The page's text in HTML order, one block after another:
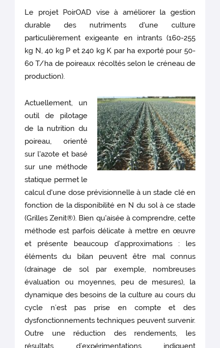
Le projet PoirOAD vise à améliorer la gestion
durable des nutriments d'une culture
particulièrement exigeante en intrants (160-255
kg N, 40 kg P et 240 kg K par ha exporté pour 50-
60 T/ha de poireaux récoltés selon le créneau de
production).
Actuellement, un
outil de pilotage
de la nutrition du
poireau, orienté
sur l'azote et basé
sur une méthode
statique permet le
calcul d'une dose prévisionnelle à un stade clé en
fonction de la disponibilité en N du sol à ce stade
(Grilles Zenit®). Bien qu'aisée à comprendre, cette
méthode est parfois délicate à mettre en œuvre
et présente beaucoup d’approximations : les
éléments du bilan peuvent être mal connus
(drainage de sol par exemple, nombreuses
évaluation ou moyennes, peu de mesures), la
dynamique des besoins de la culture au cours du
cycle n’est pas prise en compte et des
dysfonctionnements techniques peuvent survenir.
Outre une réduction des rendements, les
résultats d’expérimentations indiquent